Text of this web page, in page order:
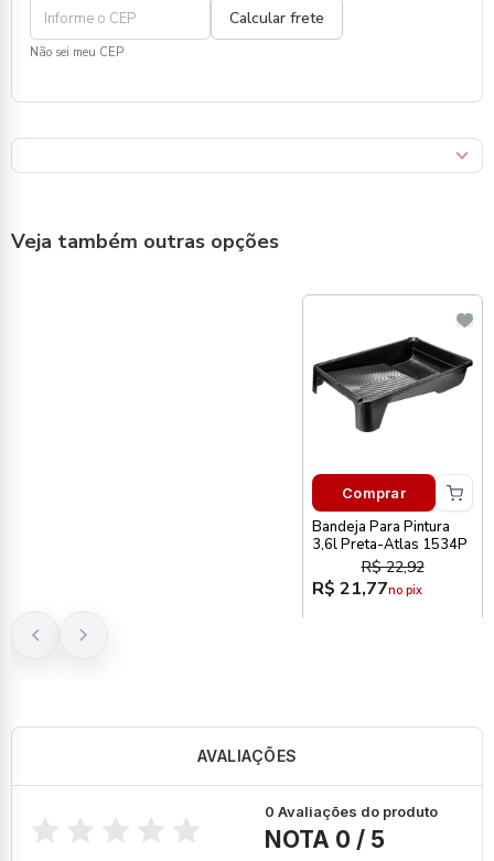
Não sei meu CEP
Veja também outras opções
Comprar
Bandeja Para Pintura
3,6l Preta-Atlas 1534P
R$ 22,92
R$ 21,77no pix
AVALIAÇÕES
0 Avaliações do produto
NOTA 0 / 5